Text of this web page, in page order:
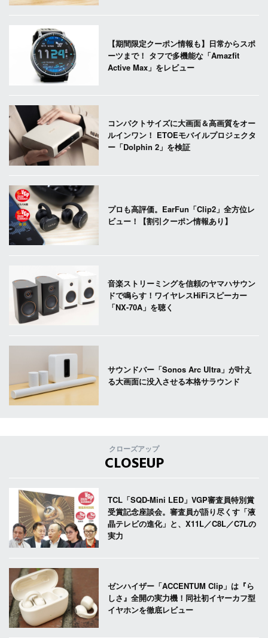
【期間限定クーポン情報も】日常からスポ
ーツまで！ タフで多機能な「Amazfit
Active Max」をレビュー
コンパクトサイズに大画面＆高画質をオー
ルインワン！ ETOEモバイルプロジェクタ
ー「Dolphin 2」を検証
プロも高評価。EarFun「Clip2」全方位レ
ビュー！【割引クーポン情報あり】
音楽ストリーミングを信頼のヤマハサウン
ドで鳴らす！ワイヤレスHiFiスピーカー
「NX-70A」を聴く
サウンドバー「Sonos Arc Ultra」が叶え
る大画面に没入させる本格サラウンド
クローズアップ
CLOSEUP
TCL「SQD-Mini LED」VGP審査員特別賞
受賞記念座談会。審査員が語り尽くす「液
晶テレビの進化」と、X11L／C8L／C7Lの
実力
ゼンハイザー「ACCENTUM Clip」は『ら
しさ』全開の実力機！同社初イヤーカフ型
イヤホンを徹底レビュー